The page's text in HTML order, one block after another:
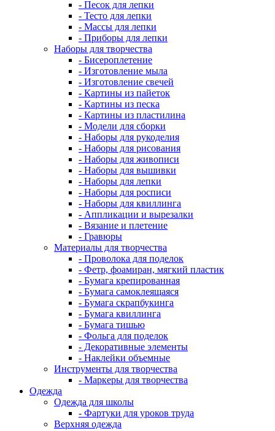
- Песок для лепки
- Тесто для лепки
- Массы для лепки
- Приборы для лепки
Наборы для творчества
- Бисероплетение
- Изготовление мыла
- Изготовление свечей
- Картины из пайеток
- Картины из песка
- Картины из пластилина
- Модели для сборки
- Наборы для рукоделия
- Наборы для рисования
- Наборы для живописи
- Наборы для вышивки
- Наборы для лепки
- Наборы для росписи
- Наборы для квиллинга
- Аппликации и вырезалки
- Вязание и плетение
- Гравюры
Материалы для творчества
- Проволока для поделок
- Фетр, фоамиран, мягкий пластик
- Бумага крепированная
- Бумага самоклеящаяся
- Бумага скрапбукинга
- Бумага квиллинга
- Бумага тишью
- Фольга для поделок
- Декоративные элементы
- Наклейки объемные
Инструменты для творчества
- Маркеры для творчества
Одежда
Одежда для школы
- Фартуки для уроков труда
Верхняя одежда